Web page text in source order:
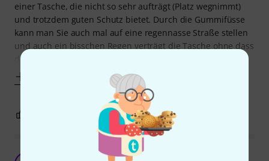
einer Tasche, die nicht so sehr aufträgt (Platz wegnimmt)
und trotzdem guten Schutz bietet. Durch die Gummifüsse
kann man Sie auch mal auf eine regennasse Straße stellen
und auch ein bisschen Regen verträgt die Tasche ohne dass
die Lautsprecher nass
BEWERTUNG MELDEN
Perfekte Tasche für das Bose S1